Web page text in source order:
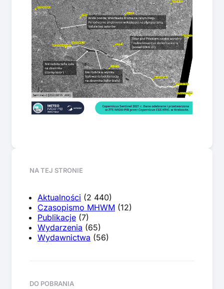
NA TEJ STRONIE
Aktualności (2 440)
Czasopismo MHWM (12)
Publikacje (7)
Wydarzenia (65)
Wydawnictwa (56)
DO POBRANIA